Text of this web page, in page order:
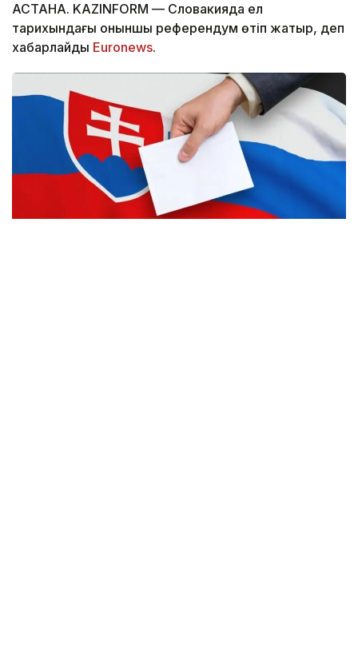
АСТАНА. KAZINFORM — Словакияда ел
тарихындағы оныншы референдум өтіп жатыр, деп
хабарлайды Еuronews.